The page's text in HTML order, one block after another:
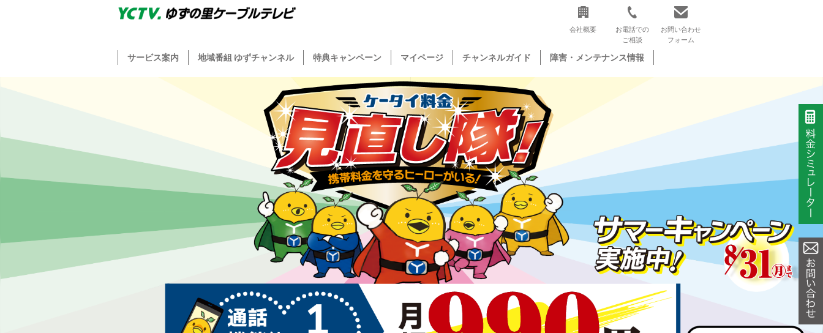
会社概要
お電話での
ご相談
お問い合わせ
フォーム
サービス案内 地域番組 ゆずチャンネル 特典キャンペーン マイページ チャンネルガイド 障害・メンテナンス情報